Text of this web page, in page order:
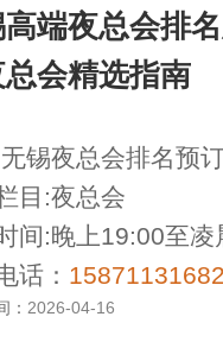
端夜总会排
会精选指南
锡夜总会排名预
目:夜总会
间:晚上19:00至凌
话： 15871131682
： 2026-04-16